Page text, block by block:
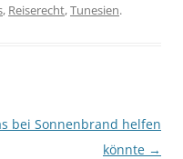
, Reiserecht,Tunesien.
bei Sonnenbrand helfen
könnte →